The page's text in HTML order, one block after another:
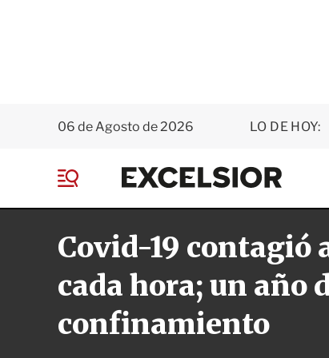
06 de Agosto de 2026 LO DE HOY:
E
x
e
s
i
o
r
e
Covid-19 contagió
cada hora; un año
confinamiento